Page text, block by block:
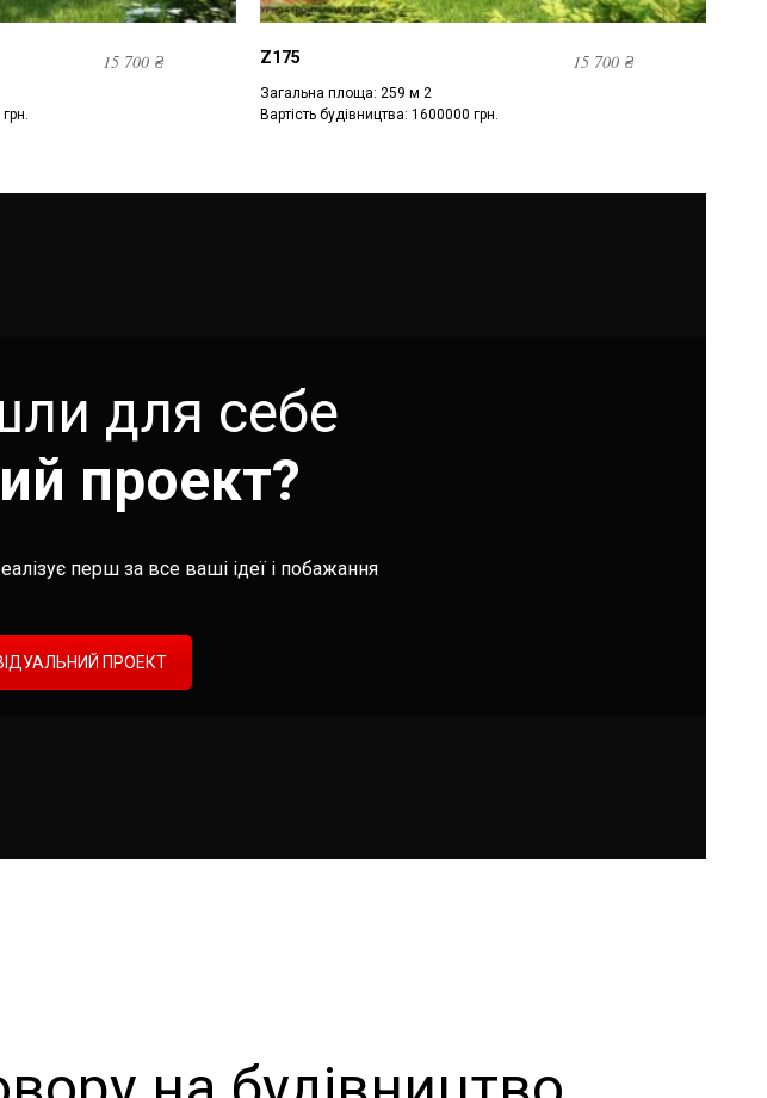
15 700 ₴ Z175 15 700₴
Загальна площа: 259 м 2
Вартість будівництва: 1600000 грн.
для себе
проект?
перш за все ваші ідеї і побажання
ПРОЕКТ